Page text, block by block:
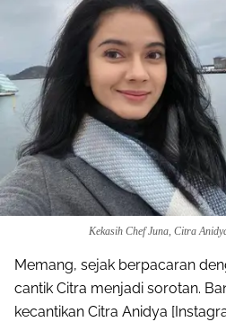
Kekasih Chef Juna, Citra
Memang, sejak berpacaran
cantik Citra menjadi sorotan.
kecantikan Citra Anidya